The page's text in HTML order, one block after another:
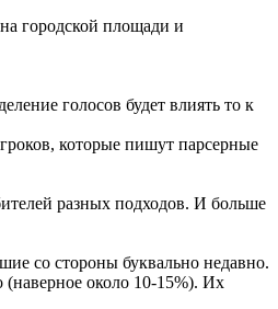
городской площади и
голосов будет влиять то к
которые пишут парсерные
разных подходов. И больше
со стороны буквально недавно.
около 10-15%). Их